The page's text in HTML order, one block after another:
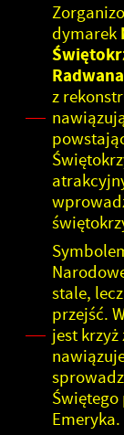
dymarek
Radwana
z
stale,
przejść.
jest
Emeryka.